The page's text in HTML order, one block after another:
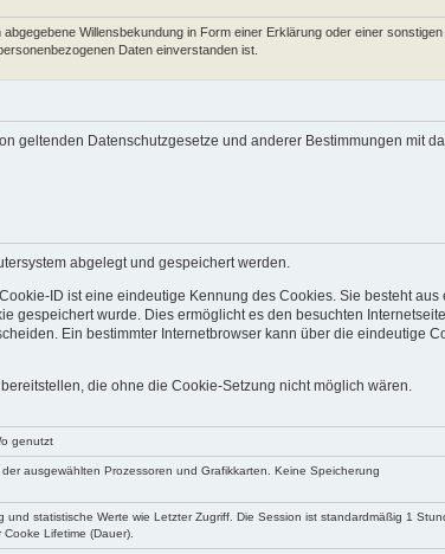
Willensbekundung in Form einer Erklärung oder einer sonstigen
Daten einverstanden ist.
geltenden Datenschutzgesetze und anderer Bestimmungen mit
abgelegt und gespeichert werden.
ID ist eine eindeutige Kennung des Cookies. Sie besteht aus
gespeichert wurde. Dies ermöglicht es den besuchten
Ein bestimmter Internetbrowser kann über die eindeutige
die ohne die Cookie-Setzung nicht möglich wären.
genutzt
der ausgewählten Prozessoren und Grafikkarten. Keine Speicherung
statistische Werte wie Letzter Zugriff. Die Session ist standardmäßig 1
Lifetime (Dauer).